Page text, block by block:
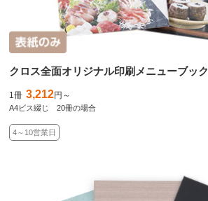
クロス全面オリジナル印刷メニューブック
1冊 3,212円～
A4ビス綴じ 20冊の場合
4～10営業日